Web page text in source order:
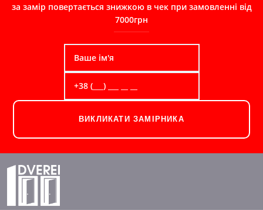
за замір повертається знижкою в чек при замовленні від
7000грн
ВИКЛИКАТИ ЗАМІРНИКА